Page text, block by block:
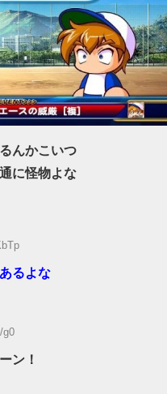
引退 繁殖入りへ
んかこいつ
に怪物よな
るよな
g0
ン！